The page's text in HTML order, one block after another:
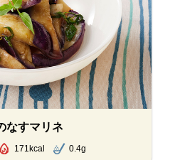
なすマリネ
171kcal 0.4g